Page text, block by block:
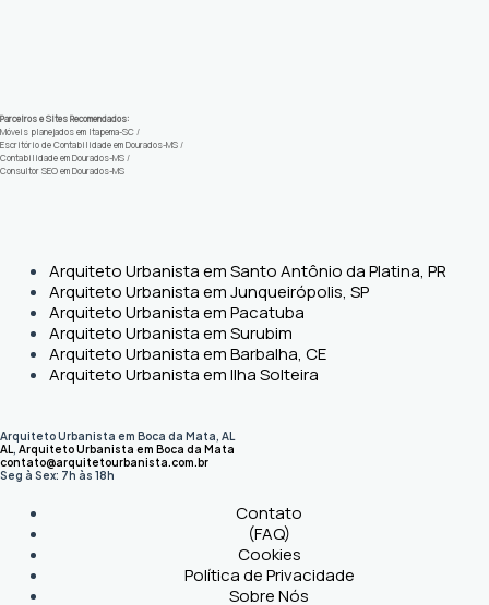
Parceiros e Sites Recomendados:
Móveis planejados em Itapema-SC /
Escritório de Contabilidade em Dourados-MS /
Contabilidade em Dourados-MS /
Consultor SEO em Dourados-MS
Arquiteto Urbanista em Santo Antônio da Platina, PR
Arquiteto Urbanista em Junqueirópolis, SP
Arquiteto Urbanista em Pacatuba
Arquiteto Urbanista em Surubim
Arquiteto Urbanista em Barbalha, CE
Arquiteto Urbanista em Ilha Solteira
Arquiteto Urbanista em Boca da Mata, AL
AL, Arquiteto Urbanista em Boca da Mata
contato@arquitetourbanista.com.br
Seg à Sex: 7h às 18h
Contato
(FAQ)
Cookies
Política de Privacidade
Sobre Nós